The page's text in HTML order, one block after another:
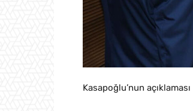
Kasapoğlu’nun